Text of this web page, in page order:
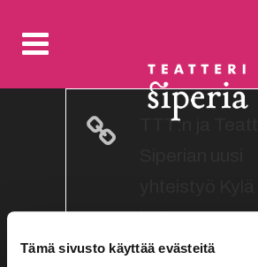
Tämä sivusto käyttää evästeitä
TTT:n ja
kertoo
ja